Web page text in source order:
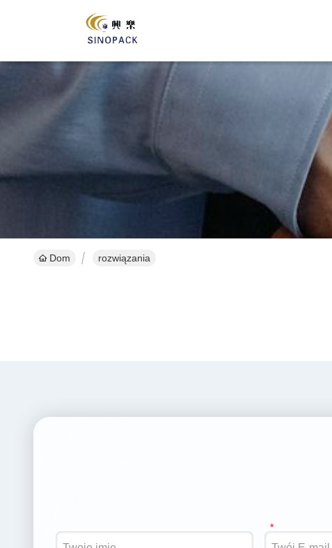
Dom rozwiązania